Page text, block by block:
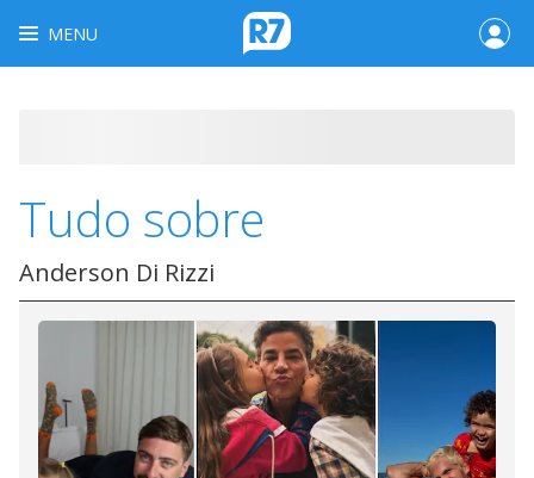
MENU
Tudo sobre
Anderson Di Rizzi